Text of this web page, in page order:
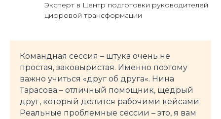
Эксперт в Центр подготовки руководителей
цифровой трансформации
Командная сессия – штука очень не
простая, заковыристая. Именно поэтому
важно учиться «друг об друга«. Нина
Тарасова – отличный помощник, щедрый
друг, который делится рабочими кейсами.
Реальные проблемные сессии – это, я вам